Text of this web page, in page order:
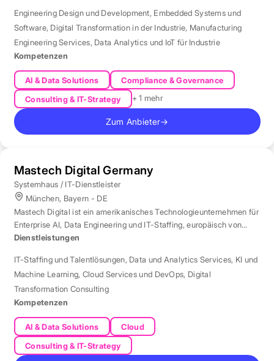
Engineering Design und Development, Embedded Systems und
Software, Digital Transformation in der Industrie, Manufacturing
Engineering Services, Data Analytics und IoT für Industrie
Kompetenzen
AI & Data Solutions
Compliance & Governance
Consulting & IT-Strategy
+ 1 mehr
Zum Anbieter→
Mastech Digital Germany
Systemhaus / IT-Dienstleister
München, Bayern - DE
Mastech Digital ist ein amerikanisches Technologieunternehmen für
Enterprise AI, Data Engineering und IT-Staffing, europäisch von
London aus betreut.
Dienstleistungen
IT-Staffing und Talentlösungen, Data und Analytics Services, KI und
Machine Learning, Cloud Services und DevOps, Digital
Transformation Consulting
Kompetenzen
AI & Data Solutions
Cloud
Consulting & IT-Strategy